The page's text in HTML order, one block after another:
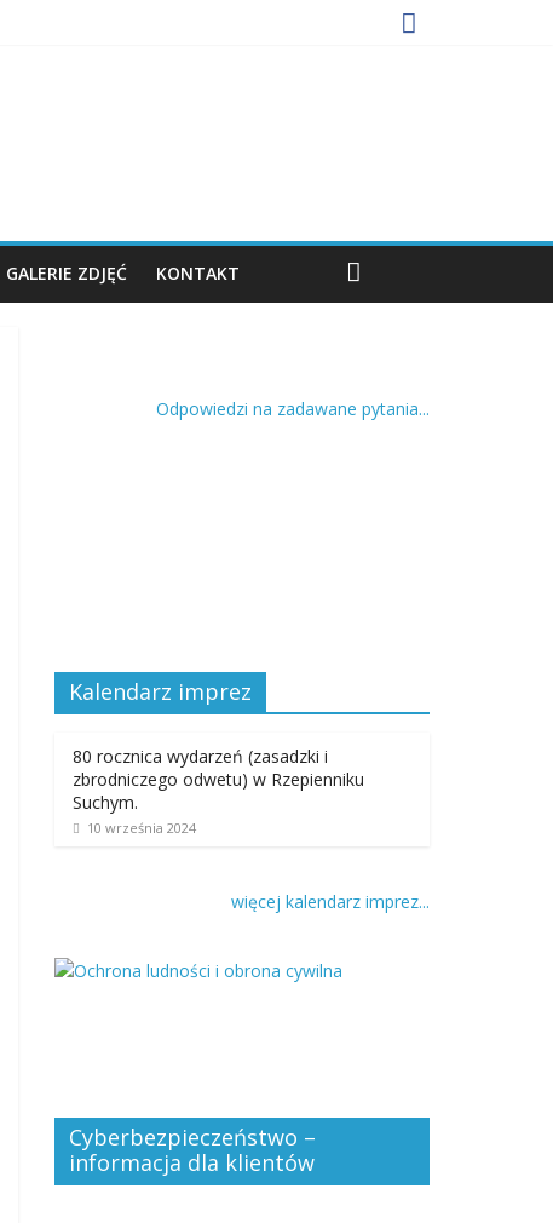
GALERIE ZDJĘĆ KONTAKT
Odpowiedzi na zadawane pytania...
Kalendarz imprez
80 rocznica wydarzeń (zasadzki i
zbrodniczego odwetu) w Rzepienniku
Suchym.
10 września 2024
więcej kalendarz imprez...
Cyberbezpieczeństwo –
informacja dla klientów